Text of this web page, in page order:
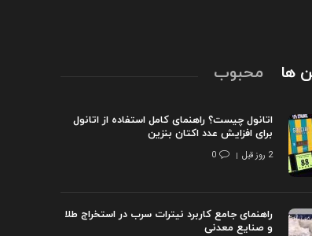
ها محبوب
اتانول چیست؟ راهنمای کامل استفاده از اتانول
برای افزایش عدد اکتان بنزین
2 روز قبل 0
راهنمای جامع کاربرد نیترات سرب در استخراج طلا
و صنایع معدنی